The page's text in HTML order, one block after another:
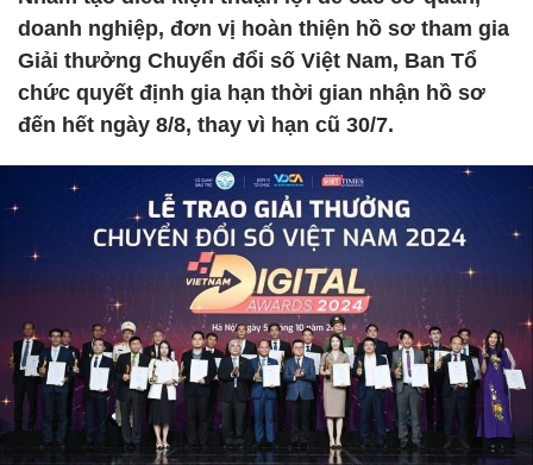
doanh nghiệp, đơn vị hoàn thiện hồ sơ tham gia
Giải thưởng Chuyển đổi số Việt Nam, Ban Tổ
chức quyết định gia hạn thời gian nhận hồ sơ
đến hết ngày 8/8, thay vì hạn cũ 30/7.